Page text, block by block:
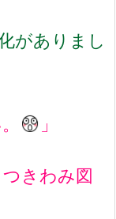
がありまし
」
きわみ図